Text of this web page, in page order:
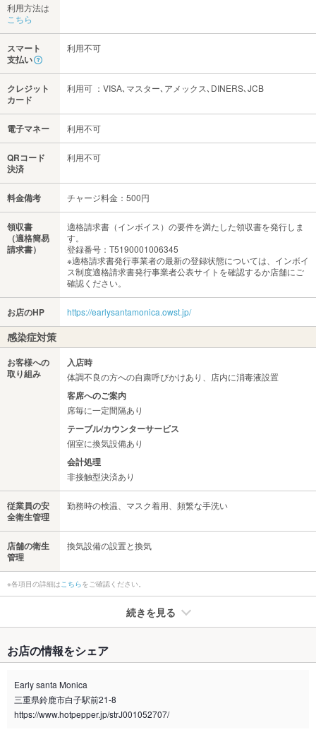
利用方法は
こちら
スマート
支払い
利用不可
クレジット
カード
利用可 ：VISA､マスター､アメックス､DINERS､JCB
電子マネー 利用不可
QRコード
決済
利用不可
料金備考 チャージ料金：500円
領収書
（適格簡易
請求書）
適格請求書（インボイス）の要件を満たした領収書を発行しま
す。
登録番号：T5190001006345
※適格請求書発行事業者の最新の登録状態については、インボイ
ス制度適格請求書発行事業者公表サイトを確認するか店舗にご
確認ください。
お店のHP https://earlysantamonica.owst.jp/
感染症対策
お客様への
取り組み
入店時
体調不良の方への自粛呼びかけあり、店内に消毒液設置
客席へのご案内
席毎に一定間隔あり
テーブル/カウンターサービス
個室に換気設備あり
会計処理
非接触型決済あり
従業員の安
全衛生管理
勤務時の検温、マスク着用、頻繁な手洗い
店舗の衛生
管理
換気設備の設置と換気
※各項目の詳細はこちらをご確認ください。
続きを見る
禁煙・喫煙 全席喫煙可
喫煙専用室 なし
※2020年4月1日～受動喫煙対策に関する法律が施行されています。正しい情報はお店へお問い
お店の情報をシェア
Early santa Monica
三重県鈴鹿市白子駅前21-8
https://www.hotpepper.jp/strJ001052707/